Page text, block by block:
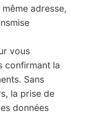
adresse,
vous
confirmant la
Sans
la prise de
données